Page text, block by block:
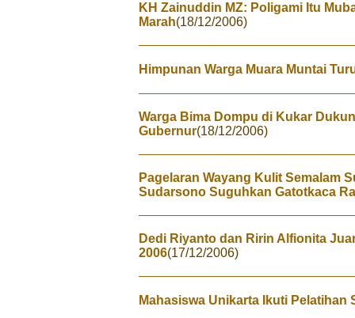
KH Zainuddin MZ: Poligami Itu
Marah(18/12/2006)
Himpunan Warga Muara Muntai
Warga Bima Dompu di Kukar
Gubernur(18/12/2006)
Pagelaran Wayang Kulit Semalam
Sudarsono Suguhkan Gatotkaca
Dedi Riyanto dan Ririn Alfionita
2006(17/12/2006)
Mahasiswa Unikarta Ikuti Pelatihan